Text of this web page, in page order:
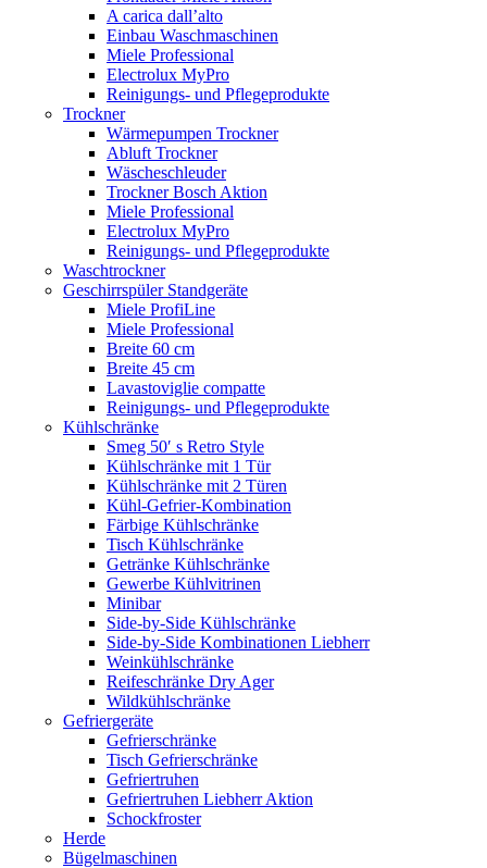
A carica dall’alto
Einbau Waschmaschinen
Miele Professional
Electrolux MyPro
Reinigungs- und Pflegeprodukte
Trockner
Wärmepumpen Trockner
Abluft Trockner
Wäscheschleuder
Trockner Bosch Aktion
Miele Professional
Electrolux MyPro
Reinigungs- und Pflegeprodukte
Waschtrockner
Geschirrspüler Standgeräte
Miele ProfiLine
Miele Professional
Breite 60 cm
Breite 45 cm
Lavastoviglie compatte
Reinigungs- und Pflegeprodukte
Kühlschränke
Smeg 50′ s Retro Style
Kühlschränke mit 1 Tür
Kühlschränke mit 2 Türen
Kühl-Gefrier-Kombination
Färbige Kühlschränke
Tisch Kühlschränke
Getränke Kühlschränke
Gewerbe Kühlvitrinen
Minibar
Side-by-Side Kühlschränke
Side-by-Side Kombinationen Liebherr
Weinkühlschränke
Reifeschränke Dry Ager
Wildkühlschränke
Gefriergeräte
Gefrierschränke
Tisch Gefrierschränke
Gefriertruhen
Gefriertruhen Liebherr Aktion
Schockfroster
Herde
Bügelmaschinen